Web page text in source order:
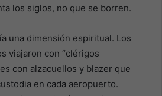
los siglos, no que se borren.
una dimensión espiritual. Los
viajaron con “clérigos
con alzacuellos y blazer que
en cada aeropuerto.